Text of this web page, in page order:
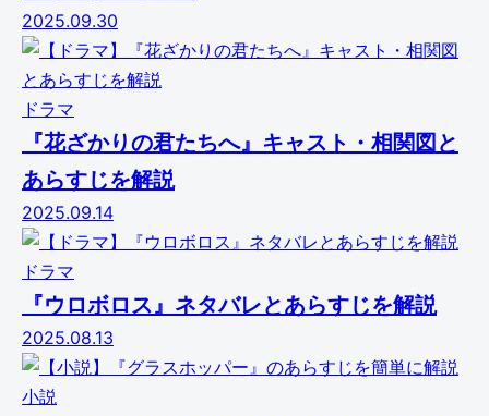
2025.09.30
ドラマ
『花ざかりの君たちへ』キャスト・相関図と
あらすじを解説
2025.09.14
ドラマ
『ウロボロス』ネタバレとあらすじを解説
2025.08.13
小説